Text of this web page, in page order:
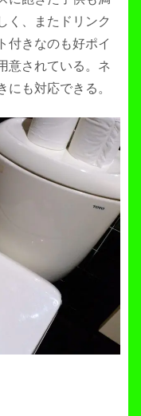
く、またドリンク
付きなのも好ポイ
意されている。ネ
にも対応できる。